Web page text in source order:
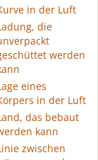
in der Luft
die
werden
eines
in der Luft
das bebaut
kann
zwischen